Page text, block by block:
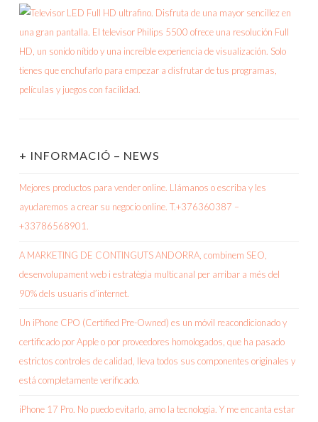
+ INFORMACIÓ – NEWS
Mejores productos para vender online. Llámanos o escriba y les
ayudaremos a crear su negocio online. T.+376360387 –
+33786568901.
A MARKETING DE CONTINGUTS ANDORRA, combinem SEO,
desenvolupament web i estratègia multicanal per arribar a més del
90% dels usuaris d’internet.
Un iPhone CPO (Certified Pre-Owned) es un móvil reacondicionado y
certificado por Apple o por proveedores homologados, que ha pasado
estrictos controles de calidad, lleva todos sus componentes originales y
está completamente verificado.
iPhone 17 Pro. No puedo evitarlo, amo la tecnología. Y me encanta estar